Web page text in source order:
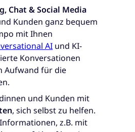
Chat & Social Media
Kunden ganz bequem
mit Ihnen
AI und KI-
Konversationen
Aufwand für die
und Kunden mit
, sich selbst zu helfen.
z.B. mit